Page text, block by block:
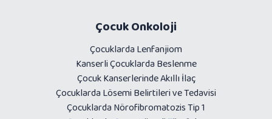
Çocuk Onkoloji
Çocuklarda Lenfanjiom
Kanserli Çocuklarda Beslenme
Çocuk Kanserlerinde Akıllı İlaç
Çocuklarda Lösemi Belirtileri ve Tedavisi
Çocuklarda Nörofibromatozis Tip 1